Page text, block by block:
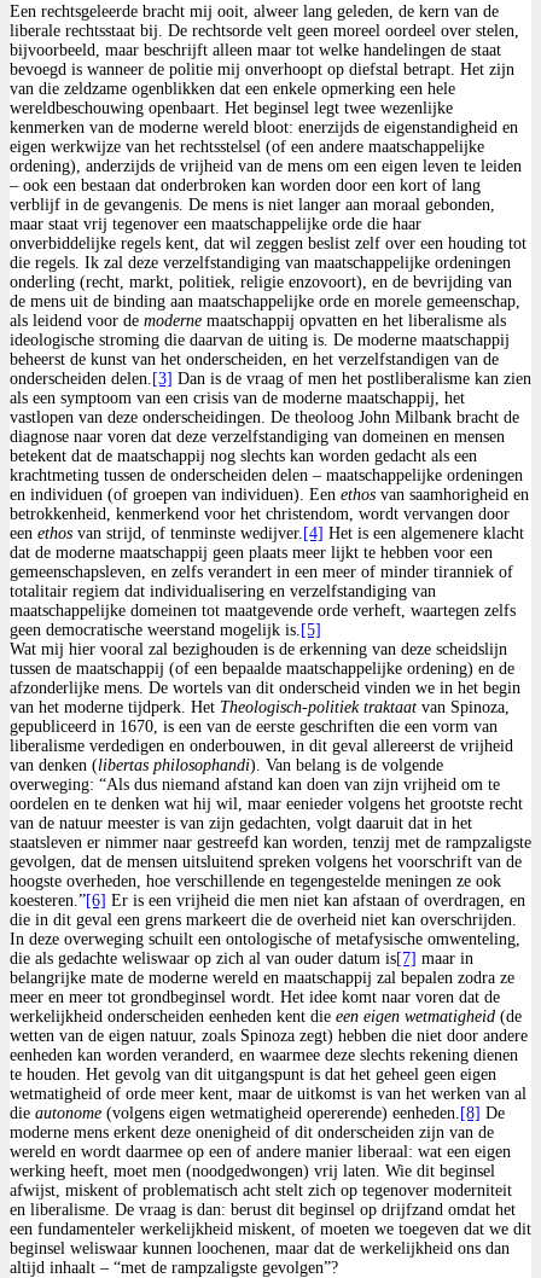
Een rechtsgeleerde bracht mij ooit, alweer lang geleden, de kern van de
liberale rechtsstaat bij. De rechtsorde velt geen moreel oordeel over stelen,
bijvoorbeeld, maar beschrijft alleen maar tot welke handelingen de staat
bevoegd is wanneer de politie mij onverhoopt op diefstal betrapt. Het zijn
van die zeldzame ogenblikken dat een enkele opmerking een hele
wereldbeschouwing openbaart. Het beginsel legt twee wezenlijke
kenmerken van de moderne wereld bloot: enerzijds de eigenstandigheid en
eigen werkwijze van het rechtsstelsel (of een andere maatschappelijke
ordening), anderzijds de vrijheid van de mens om een eigen leven te leiden
– ook een bestaan dat onderbroken kan worden door een kort of lang
verblijf in de gevangenis. De mens is niet langer aan moraal gebonden,
maar staat vrij tegenover een maatschappelijke orde die haar
onverbiddelijke regels kent, dat wil zeggen beslist zelf over een houding tot
die regels. Ik zal deze verzelfstandiging van maatschappelijke ordeningen
onderling (recht, markt, politiek, religie enzovoort), en de bevrijding van
de mens uit de binding aan maatschappelijke orde en morele gemeenschap,
als leidend voor de moderne maatschappij opvatten en het liberalisme als
ideologische stroming die daarvan de uiting is. De moderne maatschappij
beheerst de kunst van het onderscheiden, en het verzelfstandigen van de
onderscheiden delen. [3] Dan is de vraag of men het postliberalisme kan zien
als een symptoom van een crisis van de moderne maatschappij, het
vastlopen van deze onderscheidingen. De theoloog John Milbank bracht de
diagnose naar voren dat deze verzelfstandiging van domeinen en mensen
betekent dat de maatschappij nog slechts kan worden gedacht als een
krachtmeting tussen de onderscheiden delen – maatschappelijke ordeningen
en individuen (of groepen van individuen). Een ethos van saamhorigheid en
betrokkenheid, kenmerkend voor het christendom, wordt vervangen door
een ethos van strijd, of tenminste wedijver. [4] Het is een algemenere klacht
dat de moderne maatschappij geen plaats meer lijkt te hebben voor een
gemeenschapsleven, en zelfs verandert in een meer of minder tiranniek of
totalitair regiem dat individualisering en verzelfstandiging van
maatschappelijke domeinen tot maatgevende orde verheft, waartegen zelfs
geen democratische weerstand mogelijk is. [5]
Wat mij hier vooral zal bezighouden is de erkenning van deze scheidslijn
tussen de maatschappij (of een bepaalde maatschappelijke ordening) en de
afzonderlijke mens. De wortels van dit onderscheid vinden we in het begin
van het moderne tijdperk. Het Theologisch-politiek traktaat van Spinoza,
gepubliceerd in 1670, is een van de eerste geschriften die een vorm van
liberalisme verdedigen en onderbouwen, in dit geval allereerst de vrijheid
van denken (libertas philosophandi). Van belang is de volgende
overweging: “Als dus niemand afstand kan doen van zijn vrijheid om te
oordelen en te denken wat hij wil, maar eenieder volgens het grootste recht
van de natuur meester is van zijn gedachten, volgt daaruit dat in het
staatsleven er nimmer naar gestreefd kan worden, tenzij met de rampzaligste
gevolgen, dat de mensen uitsluitend spreken volgens het voorschrift van de
hoogste overheden, hoe verschillende en tegengestelde meningen ze ook
koesteren.”[6] Er is een vrijheid die men niet kan afstaan of overdragen, en
die in dit geval een grens markeert die de overheid niet kan overschrijden.
In deze overweging schuilt een ontologische of metafysische omwenteling,
die als gedachte weliswaar op zich al van ouder datum is[7] maar in
belangrijke mate de moderne wereld en maatschappij zal bepalen zodra ze
meer en meer tot grondbeginsel wordt. Het idee komt naar voren dat de
werkelijkheid onderscheiden eenheden kent die een eigen wetmatigheid (de
wetten van de eigen natuur, zoals Spinoza zegt) hebben die niet door andere
eenheden kan worden veranderd, en waarmee deze slechts rekening dienen
te houden. Het gevolg van dit uitgangspunt is dat het geheel geen eigen
wetmatigheid of orde meer kent, maar de uitkomst is van het werken van al
die autonome (volgens eigen wetmatigheid opererende) eenheden. [8] De
moderne mens erkent deze onenigheid of dit onderscheiden zijn van de
wereld en wordt daarmee op een of andere manier liberaal: wat een eigen
werking heeft, moet men (noodgedwongen) vrij laten. Wie dit beginsel
afwijst, miskent of problematisch acht stelt zich op tegenover moderniteit
en liberalisme. De vraag is dan: berust dit beginsel op drijfzand omdat het
een fundamenteler werkelijkheid miskent, of moeten we toegeven dat we dit
beginsel weliswaar kunnen loochenen, maar dat de werkelijkheid ons dan
altijd inhaalt – “met de rampzaligste gevolgen”?